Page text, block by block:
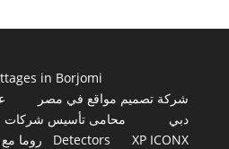
in Borjomi
شركة تصميم مواقع في مصر
دبي
محامى تأسيس شركات
Detectors
XP ICONX روما